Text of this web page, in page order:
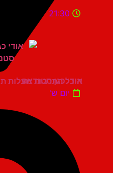
היכל התרבות מעלות תרשיחא
21:30
אודי כגן סטנדאפ
יום ש'